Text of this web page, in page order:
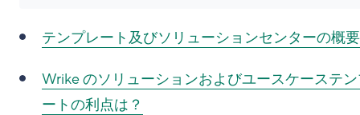
テンプレート及びソリューションセンターの概要
Wrike のソリューションおよびユースケーステ
ートの利点は？